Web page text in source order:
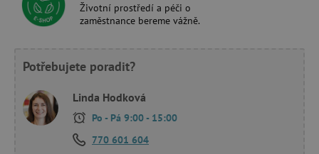
Životní prostředí a péči o
zaměstnance bereme vážně.
Potřebujete poradit?
Linda Hodková
Po - Pá 9:00 - 15:00
770 601 604